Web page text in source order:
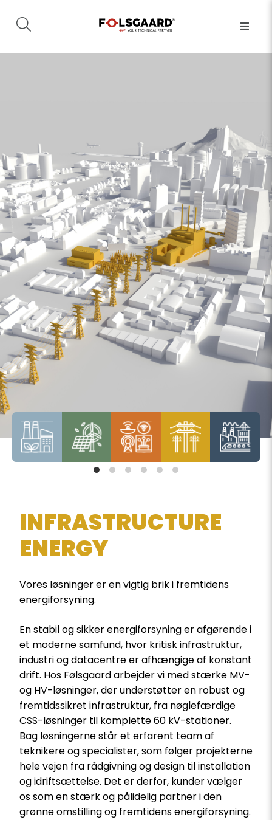
INFRASTRUCTURE
ENERGY
Vores løsninger er en vigtig brik i fremtidens
energiforsyning.
En stabil og sikker energiforsyning er afgørende i
et moderne samfund, hvor kritisk infrastruktur,
industri og datacentre er afhængige af konstant
drift. Hos Følsgaard arbejder vi med stærke MV-
og HV-løsninger, der understøtter en robust og
fremtidssikret infrastruktur, fra nøglefærdige
CSS-løsninger til komplette 60 kV-stationer.
Bag løsningerne står et erfarent team af
teknikere og specialister, som følger projekterne
hele vejen fra rådgivning og design til installation
og idriftsættelse. Det er derfor, kunder vælger
os som en stærk og pålidelig partner i den
grønne omstilling og fremtidens energiforsyning.